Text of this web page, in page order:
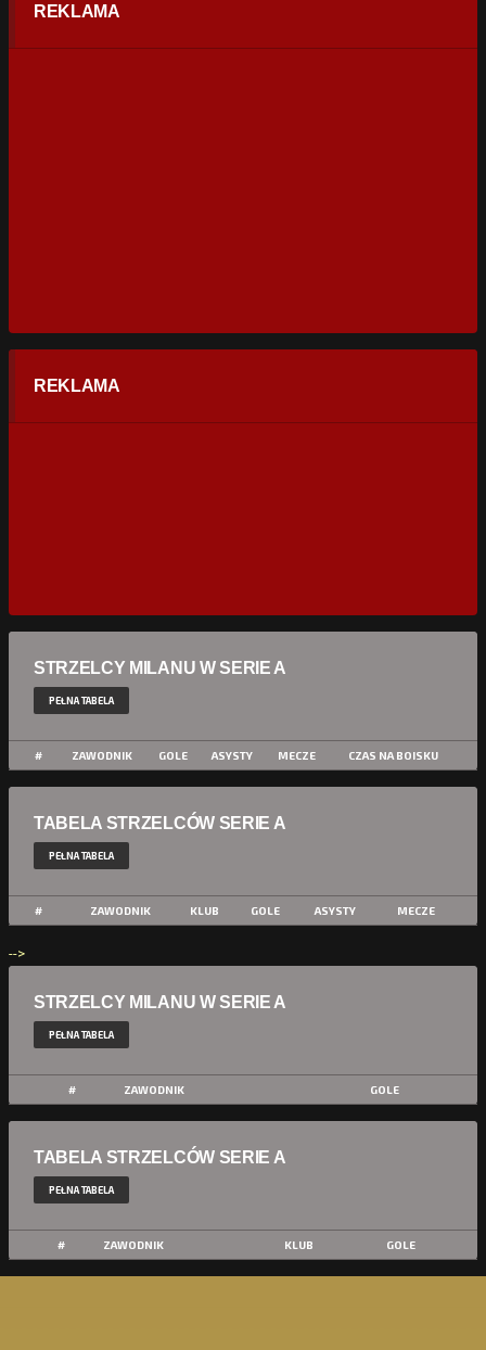
REKLAMA
REKLAMA
STRZELCY MILANU W SERIE A
PEŁNA TABELA
# ZAWODNIK GOLE ASYSTY MECZE CZAS NA BOISKU
TABELA STRZELCÓW SERIE A
PEŁNA TABELA
# ZAWODNIK KLUB GOLE ASYSTY MECZE
-->
STRZELCY MILANU W SERIE A
PEŁNA TABELA
# ZAWODNIK GOLE
TABELA STRZELCÓW SERIE A
PEŁNA TABELA
# ZAWODNIK KLUB GOLE